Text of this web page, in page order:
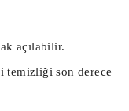
açılabilir.
temizliği son derece